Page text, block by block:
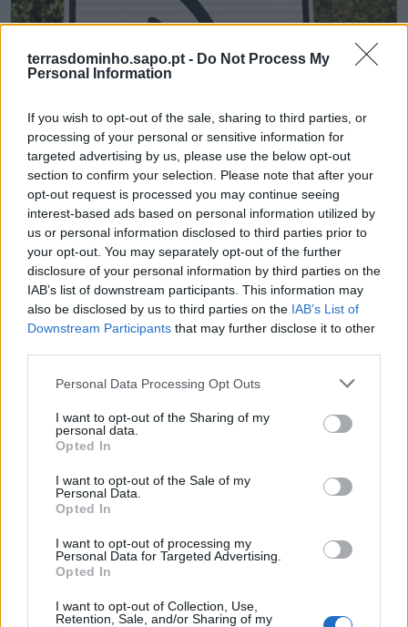
terrasdominho.sapo.pt - Do Not Process My
Personal Information
If you wish to opt-out of the sale, sharing to third parties, or
processing of your personal or sensitive information for
targeted advertising by us, please use the below opt-out
section to confirm your selection. Please note that after your
opt-out request is processed you may continue seeing
interest-based ads based on personal information utilized by
us or personal information disclosed to third parties prior to
your opt-out. You may separately opt-out of the further
disclosure of your personal information by third parties on the
IAB’s list of downstream participants. This information may
also be disclosed by us to third parties on the IAB’s List of
Downstream Participants that may further disclose it to other
Personal Data Processing Opt Outs
I want to opt-out of the Sharing of my
personal data.
Opted In
I want to opt-out of the Sale of my
Personal Data.
Opted In
I want to opt-out of processing my
Personal Data for Targeted Advertising.
Opted In
I want to opt-out of Collection, Use,
Retention, Sale, and/or Sharing of my
Radares de Velocidade | Ponte de Lima | agosto 2026
5/08/2026
Atletas arcuenses sagram-se campeões no Junior
International Championship de Kayak Polo
4/08/2026